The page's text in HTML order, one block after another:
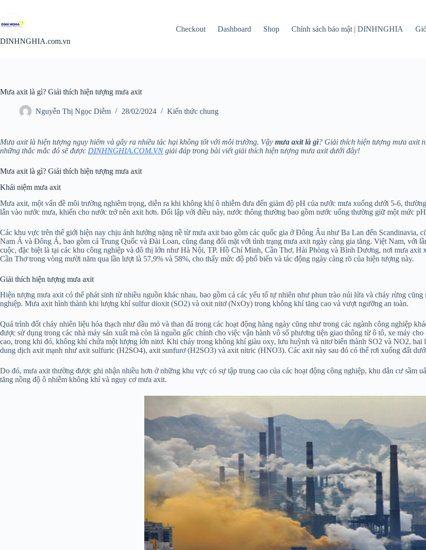
phần
nội
dung
DINHNGHIA.com.vn
Checkout Dashboard Shop Chính sách bảo mật | DINHNGHIA
Mưa axit là gì? Giải thích hiện tượng mưa axit
Nguyễn Thị Ngọc Diễm 28/02/2024 Kiến thức chung
Mưa axit là hiện tượng nguy hiểm và gây ra nhiều tác hại không tốt với môi trường. Vậy mưa axit là gì? Giải thích hiện tượng mưa axit
những thắc mắc đó sẽ được DINHNGHIA.COM.VNgiải đáp trong bài viết giải thích hiện tượng mưa axit dưới đây!
Mưa axit là gì? Giải thích hiện tượng mưa axit
Khái niệm mưa axit
Mưa axit, một vấn đề môi trường nghiêm trọng, diễn ra khi không khí ô nhiễm đưa đến giảm độ pH của nước mưa xuống dưới 5-6,
lẫn vào nước mưa, khiến cho nước trở nên axit hơn. Đối lập với điều này, nước thông thường bao gồm nước uống thường giữ một mức
Các khu vực trên thế giới hiện nay chịu ảnh hưởng nặng nề từ mưa axit bao gồm các quốc gia ở Đông Âu như Ba Lan đến
Nam Á và Đông Á, bao gồm cả Trung Quốc và Đài Loan, cũng đang đối mặt với tình trạng mưa axit ngày càng gia tăng. Việt Nam, với
cuộc, đặc biệt là tại các khu công nghiệp và đô thị lớn như Hà Nội, TP. Hồ Chí Minh, Cần Thơ, Hải Phòng và Bình Dương, nơi mưa axit
Cần Thơ trong vòng mười năm qua lần lượt là 57,9% và 58%, cho thấy mức độ phổ biến và tác động ngày càng rõ của hiện tượng này.
Giải thích hiện tượng mưa axit
Hiện tượng mưa axit có thể phát sinh từ nhiều nguồn khác nhau, bao gồm cả các yếu tố tự nhiên như phun trào núi lửa và cháy rừng
nghiệp. Mưa axit hình thành khi lượng khí sulfur dioxit (SO2) và oxit nitơ (NxOy) trong không khí tăng cao và vượt ngưỡng an toàn.
Quá trình đốt cháy nhiên liệu hóa thạch như dầu mỏ và than đá trong các hoạt động hàng ngày cũng như trong các ngành công nghiệp
được sử dụng trong các nhà máy sản xuất mà còn là nguồn gốc chính cho việc vận hành vô số phương tiện giao thông từ ô tô, xe máy
cao, trong khi đó, không khí chứa một lượng lớn nitơ. Khi cháy trong không khí giàu oxy, lưu huỳnh và nitơ biến thành SO2 và NO2, hai
dung dịch axit mạnh như axit sulfuric (H2SO4), axit sunfurơ (H2SO3) và axit nitric (HNO3). Các axit này sau đó có thể rơi xuống đất
Do đó, mưa axit thường được ghi nhận nhiều hơn ở những khu vực có sự tập trung cao của các hoạt động công nghiệp, khu dân cư sầm
tăng nồng độ ô nhiễm không khí và nguy cơ mưa axit.